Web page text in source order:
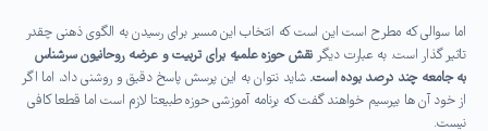
اما سوالی که مطرح است این است که انتخاب این مسیر برای رسیدن به الگوی ذهنی چقدر
تاثیر گذار است. به عبارت دیگر نقش حوزه علمیه برای تربیت و عرضه روحانیون سرشناس
به جامعه چند درصد بوده است.شاید نتوان به این پرسش پاسخ دقیق و روشنی داد، اما اگر
از خود آن ها بپرسیم خواهند گفت که برنامه آموزشی حوزه طبیعتا لازم است اما قطعا کافی
نیست.